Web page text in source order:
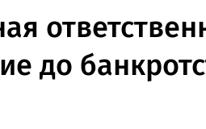
до